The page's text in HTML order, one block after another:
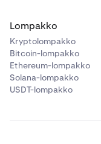
Lompakko
Kryptolompakko
Bitcoin-lompakko
Ethereum-lompakko
Solana-lompakko
USDT-lompakko